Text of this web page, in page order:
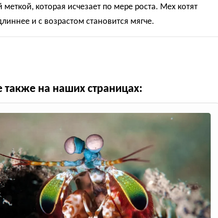
меткой, которая исчезает по мере роста. Мех котят
и с возрастом становится мягче.
также на наших страницах: